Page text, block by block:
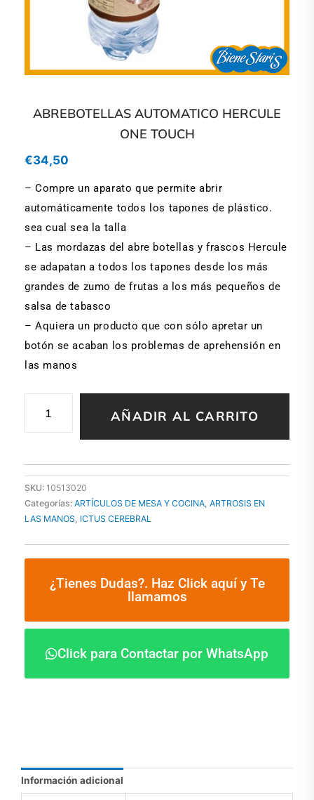
ABREBOTELLAS AUTOMATICO HERCULE
ONE TOUCH
€34,50
– Compre un aparato que permite abrir
automáticamente todos los tapones de plástico.
sea cual sea la talla
– Las mordazas del abre botellas y frascos Hercule
se adapatan a todos los tapones desde los más
grandes de zumo de frutas a los más pequeños de
salsa de tabasco
– Aquiera un producto que con sólo apretar un
botón se acaban los problemas de aprehensión en
las manos
AUTOMATICO
HERCULE
TOUCH
cantidad
AÑADIR AL CARRITO
SKU: 10513020
Categorías: ARTÍCULOS DE MESA Y COCINA, ARTROSIS EN
LAS MANOS, ICTUS CEREBRAL
¿Tienes Dudas?. Haz Click aquí y Te
llamamos
Click para Contactar por WhatsApp
Información adicional